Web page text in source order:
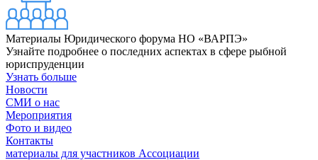
Материалы Юридического форума НО «ВАРПЭ»
Узнайте подробнее о последних аспектах в сфере рыбной
юриспруденции
Узнать больше
Новости
СМИ о нас
Мероприятия
Фото и видео
Контакты
материалы для участников Ассоциации